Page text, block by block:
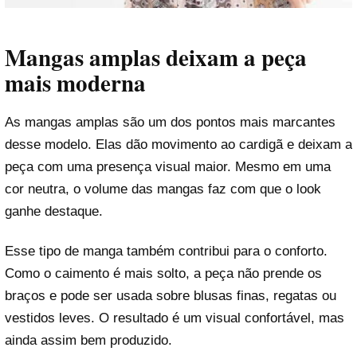
Mangas amplas deixam a peça
mais moderna
As mangas amplas são um dos pontos mais marcantes
desse modelo. Elas dão movimento ao cardigã e deixam a
peça com uma presença visual maior. Mesmo em uma
cor neutra, o volume das mangas faz com que o look
ganhe destaque.
Esse tipo de manga também contribui para o conforto.
Como o caimento é mais solto, a peça não prende os
braços e pode ser usada sobre blusas finas, regatas ou
vestidos leves. O resultado é um visual confortável, mas
ainda assim bem produzido.